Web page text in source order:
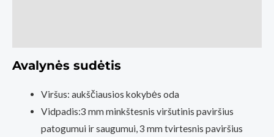
fizinė
Kaunas)
Avalynės sudėtis
Viršus: aukščiausios kokybės oda
Vidpadis:3 mm minkštesnis viršutinis paviršius
patogumui ir saugumui, 3 mm tvirtesnis paviršius